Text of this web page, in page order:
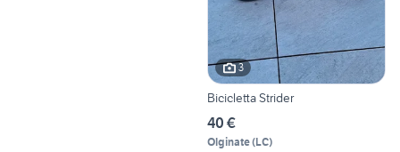
3
Bicicletta Strider
40 €
Olginate(LC)